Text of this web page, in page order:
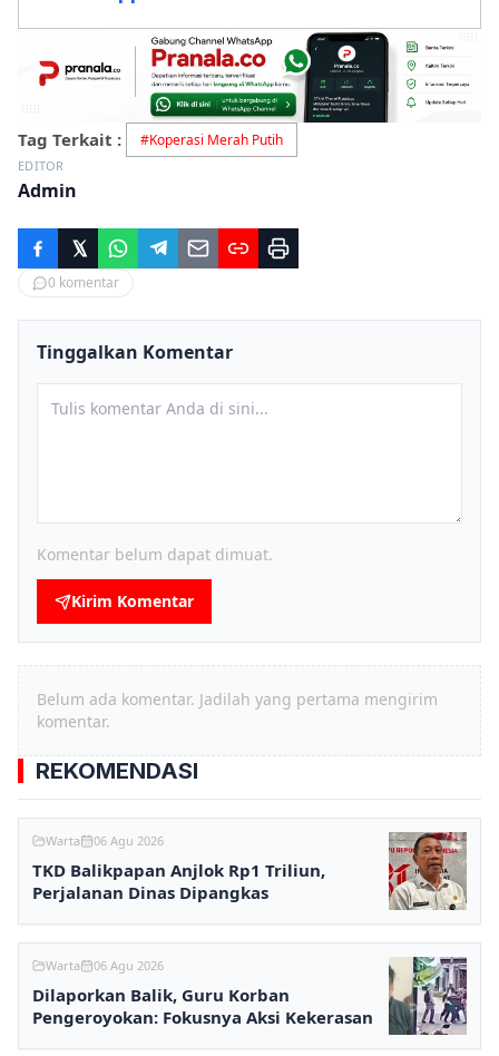
Tag Terkait : #Koperasi Merah Putih
EDITOR
Admin
0 komentar
Tinggalkan Komentar
Komentar belum dapat dimuat.
Kirim Komentar
Belum ada komentar. Jadilah yang pertama mengirim
komentar.
REKOMENDASI
Warta 06 Agu 2026
TKD Balikpapan Anjlok Rp1 Triliun,
Perjalanan Dinas Dipangkas
Warta 06 Agu 2026
Dilaporkan Balik, Guru Korban
Pengeroyokan: Fokusnya Aksi Kekerasan